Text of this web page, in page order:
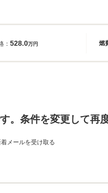
燃
： 528.0万円
。条件を変更して再
メールを受け取る